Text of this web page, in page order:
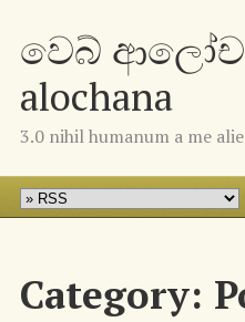
වෙබ්
alochana
3.0 nihil humanum a me
Category: